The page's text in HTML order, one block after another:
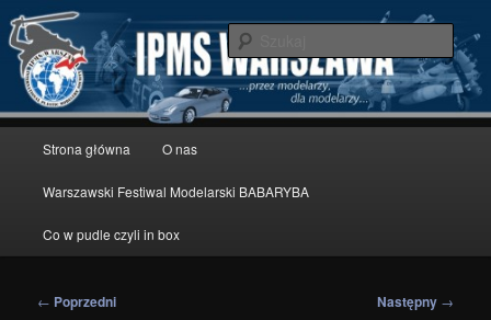
Przeskocz
do
tekstu
IPMS Warszawa
modelarstwo redukcyjne
Strona główna O nas
Warszawski Festiwal Modelarski BABARYBA
Co w pudle czyli in box
Nawigacja
← Poprzedni Następny →